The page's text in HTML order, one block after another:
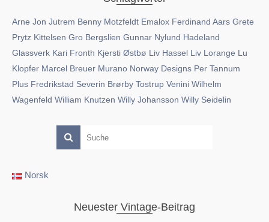
Arne Jon Jutrem Benny Motzfeldt Emalox Ferdinand Aars Grete
Prytz Kittelsen Gro Bergslien Gunnar Nylund Hadeland
Glassverk Kari Fronth Kjersti Østbø Liv Hassel Liv Lorange Lu
Klopfer Marcel Breuer Murano Norway Designs Per Tannum
Plus Fredrikstad Severin Brørby Tostrup Venini Wilhelm
Wagenfeld William Knutzen Willy Johansson Willy Seidelin
Norsk
Neuester Vintage-Beitrag